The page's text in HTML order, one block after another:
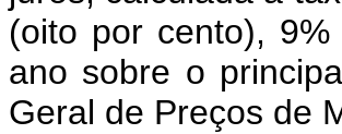
(oito por cento),
ano sobre o
Geral de Preços de